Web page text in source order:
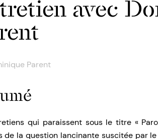
avec
Parent
qui paraissent sous le titre «
de la question lancinante suscitée par